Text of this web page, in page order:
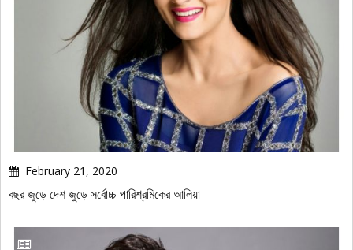
February 21, 2020
বছর জুড়ে দেশ জুড়ে সর্বোচ্চ পারিশ্রমিকের আলিয়া